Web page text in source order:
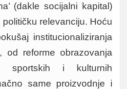
(dakle socijalni kapital)
relevanciju. Hoću
institucionaliziranja
od reforme obrazovanja
sportskih i kulturnih
same proizvodnje i